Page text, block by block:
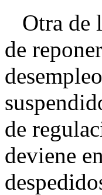
Otra de
de
de
deviene